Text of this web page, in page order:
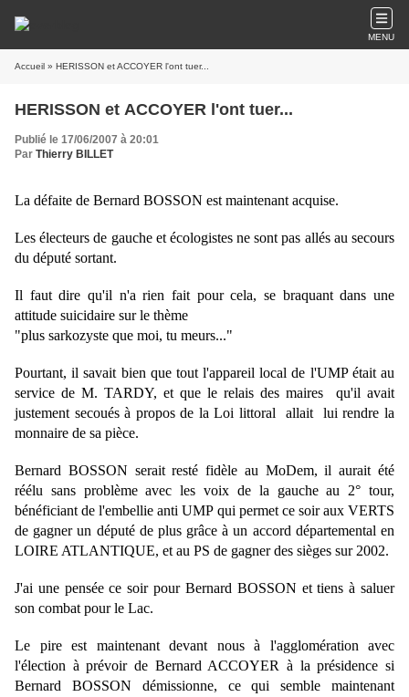
MENU
Accueil » HERISSON et ACCOYER l'ont tuer...
HERISSON et ACCOYER l'ont tuer...
Publié le 17/06/2007 à 20:01
Par Thierry BILLET
La défaite de Bernard BOSSON est maintenant acquise.
Les électeurs de gauche et écologistes ne sont pas allés au secours
du député sortant.
Il faut dire qu'il n'a rien fait pour cela, se braquant dans une
attitude suicidaire sur le thème
"plus sarkozyste que moi, tu meurs..."
Pourtant, il savait bien que tout l'appareil local de l'UMP était au
service de M. TARDY, et que le relais des maires qu'il avait
justement secoués à propos de la Loi littoral allait lui rendre la
monnaire de sa pièce.
Bernard BOSSON serait resté fidèle au MoDem, il aurait été
réélu sans problème avec les voix de la gauche au 2° tour,
bénéficiant de l'embellie anti UMP qui permet ce soir aux VERTS
de gagner un député de plus grâce à un accord départemental en
LOIRE ATLANTIQUE, et au PS de gagner des sièges sur 2002.
J'ai une pensée ce soir pour Bernard BOSSON et tiens à saluer
son combat pour le Lac.
Le pire est maintenant devant nous à l'agglomération avec
l'élection à prévoir de Bernard ACCOYER à la présidence si
Bernard BOSSON démissionne, ce qui semble maintenant